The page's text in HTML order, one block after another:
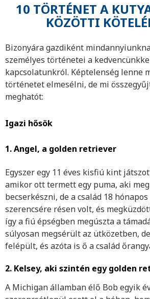
10 TÖRTÉNET A
KÖZÖTTI
Bizonyára gazdiként
személyes történetei a
kapcsolatunkról. Képtelenség lenne
történetet elmesélni, de mi
meghatót:
Igazi hősök
1. Angel, a golden retriever
Egyszer egy 11 éves kisfiú kint
amikor ott termett egy puma, aki
becserkészni, de a család 18
szerencsére résen volt, és
így a fiú épségben megúszta a
súlyosan megsérült az ütközetben,
felépült, és azóta is ő a család
2. Kelsey, aki szintén egy golden
A Michigan államban élő Bob egyik